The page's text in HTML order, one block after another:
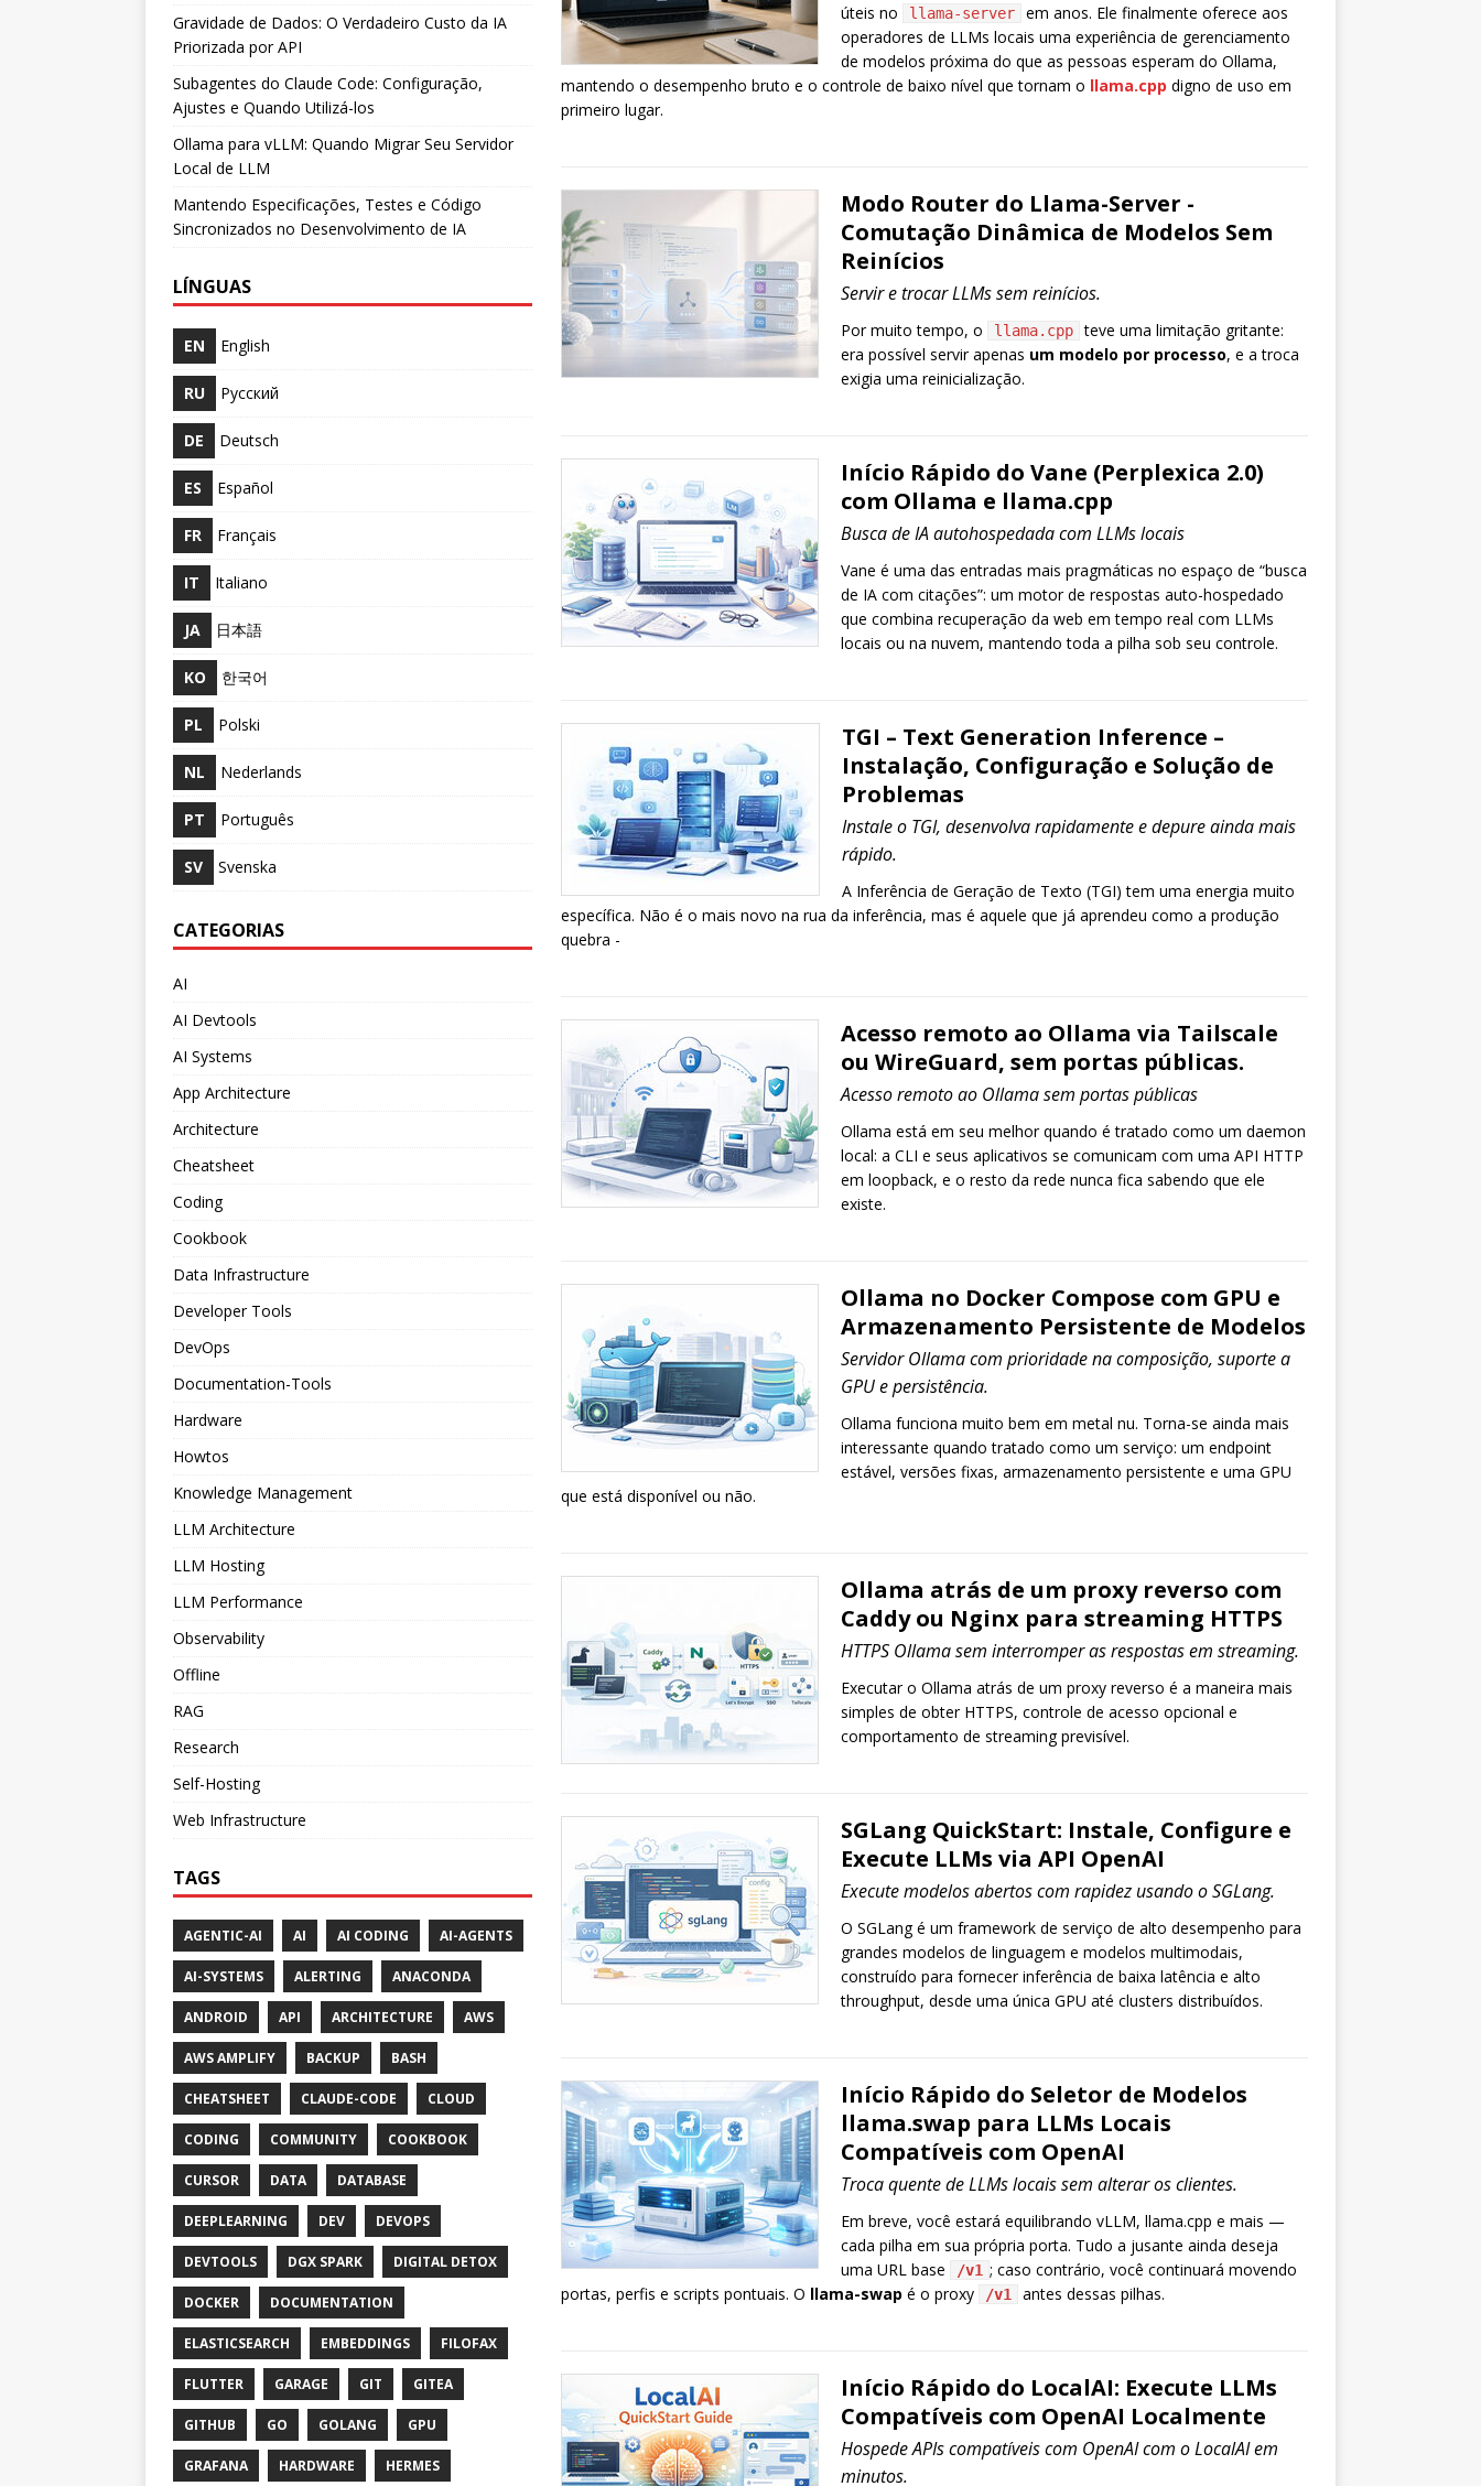
úteis no
llama-server
em anos. Ele finalmente oferece aos
operadores de LLMs locais uma experiência de gerenciamento
de modelos próxima do que as pessoas esperam do Ollama,
mantendo o desempenho bruto e o controle de baixo nível que tornam o llama.cpp digno de uso em
primeiro lugar.
Modo Router do Llama-Server -
Comutação Dinâmica de Modelos Sem
Reinícios
Servir e trocar LLMs sem reinícios.
Por muito tempo, o llama.cpp teve uma limitação gritante:
era possível servir apenas um modelo por processo, e a troca
exigia uma reinicialização.
Início Rápido do Vane (Perplexica 2.0)
com Ollama e llama.cpp
Busca de IA autohospedada com LLMs locais
Vane é uma das entradas mais pragmáticas no espaço de “busca
de IA com citações”: um motor de respostas auto-hospedado
que combina recuperação da web em tempo real com LLMs
locais ou na nuvem, mantendo toda a pilha sob seu controle.
TGI – Text Generation Inference –
Instalação, Configuração e Solução de
Problemas
Instale o TGI, desenvolva rapidamente e depure ainda mais
rápido.
A Inferência de Geração de Texto (TGI) tem uma energia muito
específica. Não é o mais novo na rua da inferência, mas é aquele que já aprendeu como a produção
quebra -
Acesso remoto ao Ollama via Tailscale
ou WireGuard, sem portas públicas.
Acesso remoto ao Ollama sem portas públicas
Ollama está em seu melhor quando é tratado como um daemon
local: a CLI e seus aplicativos se comunicam com uma API HTTP
em loopback, e o resto da rede nunca fica sabendo que ele
existe.
Ollama no Docker Compose com GPU e
Armazenamento Persistente de Modelos
Servidor Ollama com prioridade na composição, suporte a
GPU e persistência.
Ollama funciona muito bem em metal nu. Torna-se ainda mais
interessante quando tratado como um serviço: um endpoint
estável, versões fixas, armazenamento persistente e uma GPU
que está disponível ou não.
Ollama atrás de um proxy reverso com
Caddy ou Nginx para streaming HTTPS
HTTPS Ollama sem interromper as respostas em streaming.
Executar o Ollama atrás de um proxy reverso é a maneira mais
simples de obter HTTPS, controle de acesso opcional e
comportamento de streaming previsível.
SGLang QuickStart: Instale, Configure e
Execute LLMs via API OpenAI
Execute modelos abertos com rapidez usando o SGLang.
O SGLang é um framework de serviço de alto desempenho para
grandes modelos de linguagem e modelos multimodais,
construído para fornecer inferência de baixa latência e alto
throughput, desde uma única GPU até clusters distribuídos.
Início Rápido do Seletor de Modelos
llama.swap para LLMs Locais
Compatíveis com OpenAI
Troca quente de LLMs locais sem alterar os clientes.
Em breve, você estará equilibrando vLLM, llama.cpp e mais —
cada pilha em sua própria porta. Tudo a jusante ainda deseja
uma URL base
/v1 ; caso contrário, você continuará movendo
portas, perfis e scripts pontuais. O llama-swap é o proxy /v1 antes dessas pilhas.
Início Rápido do LocalAI: Execute LLMs
Compatíveis com OpenAI Localmente
Hospede APIs compatíveis com OpenAI com o LocalAI em
minutos.
Gravidade de Dados: O Verdadeiro Custo da IA
Priorizada por API
Subagentes do Claude Code: Configuração,
Ajustes e Quando Utilizá-los
Ollama para vLLM: Quando Migrar Seu Servidor
Local de LLM
Mantendo Especificações, Testes e Código
Sincronizados no Desenvolvimento de IA
LÍNGUAS
EN English
RU Русский
DE Deutsch
ES Español
FR Français
IT Italiano
JA 日本語
KO 한국어
PL Polski
NL Nederlands
PT Português
SV Svenska
CATEGORIAS
AI
AI Devtools
AI Systems
App Architecture
Architecture
Cheatsheet
Coding
Cookbook
Data Infrastructure
Developer Tools
DevOps
Documentation-Tools
Hardware
Howtos
Knowledge Management
LLM Architecture
LLM Hosting
LLM Performance
Observability
Offline
RAG
Research
Self-Hosting
Web Infrastructure
TAGS
AGENTIC-AI AI AI CODING AI-AGENTS
AI-SYSTEMS ALERTING ANACONDA
ANDROID API ARCHITECTURE AWS
AWS AMPLIFY BACKUP BASH
CHEATSHEET CLAUDE-CODE CLOUD
CODING COMMUNITY COOKBOOK
CURSOR DATA DATABASE
DEEPLEARNING DEV DEVOPS
DEVTOOLS DGX SPARK DIGITAL DETOX
DOCKER DOCUMENTATION
ELASTICSEARCH EMBEDDINGS FILOFAX
FLUTTER GARAGE GIT GITEA
GITHUB GO GOLANG GPU
GRAFANA HARDWARE HERMES